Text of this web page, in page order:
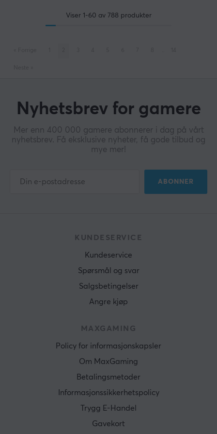
Viser 1-60 av 788 produkter
Nyhetsbrev for gamere
Mer enn 400 000 gamere abonnerer i dag på vårt
nyhetsbrev. Få eksklusive nyheter, få gode tilbud og
mye mer!
ABONNER
KUNDESERVICE
Kundeservice
Spørsmål og svar
Salgsbetingelser
Angre kjøp
MAXGAMING
Policy for informasjonskapsler
Om MaxGaming
Betalingsmetoder
Informasjonssikkerhetspolicy
Trygg E-Handel
Gavekort